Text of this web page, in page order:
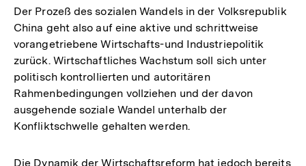
Der Prozeß des sozialen Wandels in der Volksrepublik
China geht also auf eine aktive und schrittweise
vorangetriebene Wirtschafts-und Industriepolitik
zurück. Wirtschaftliches Wachstum soll sich unter
politisch kontrollierten und autoritären
Rahmenbedingungen vollziehen und der davon
ausgehende soziale Wandel unterhalb der
Konfliktschwelle gehalten werden.
Die Dynamik der Wirtschaftsreform hat jedoch bereits